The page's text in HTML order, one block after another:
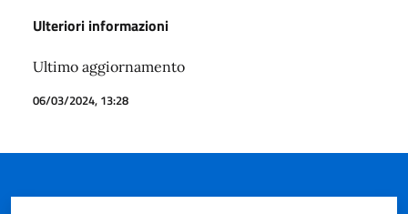
Ulteriori informazioni
Ultimo aggiornamento
06/03/2024, 13:28